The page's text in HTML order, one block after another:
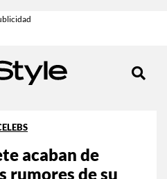
acaban de
rumores de su